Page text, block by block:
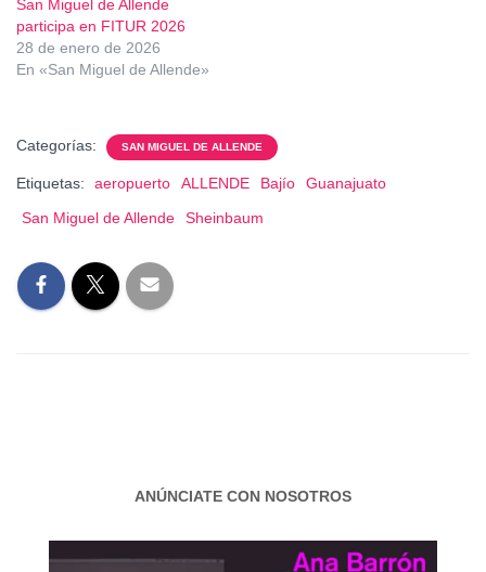
San Miguel de Allende
participa en FITUR 2026
28 de enero de 2026
En «San Miguel de Allende»
Categorías: SAN MIGUEL DE ALLENDE
Etiquetas: aeropuerto ALLENDE Bajío
Guanajuato
San Miguel de Allende
Sheinbaum
ANÚNCIATE CON NOSOTROS